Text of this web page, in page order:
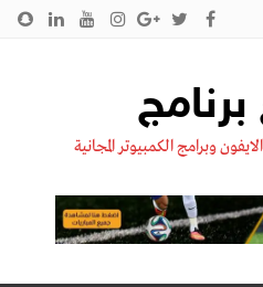
وبرامج الكمبيوتر المجانية